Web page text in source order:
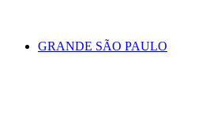
GRANDE SÃO PAULO